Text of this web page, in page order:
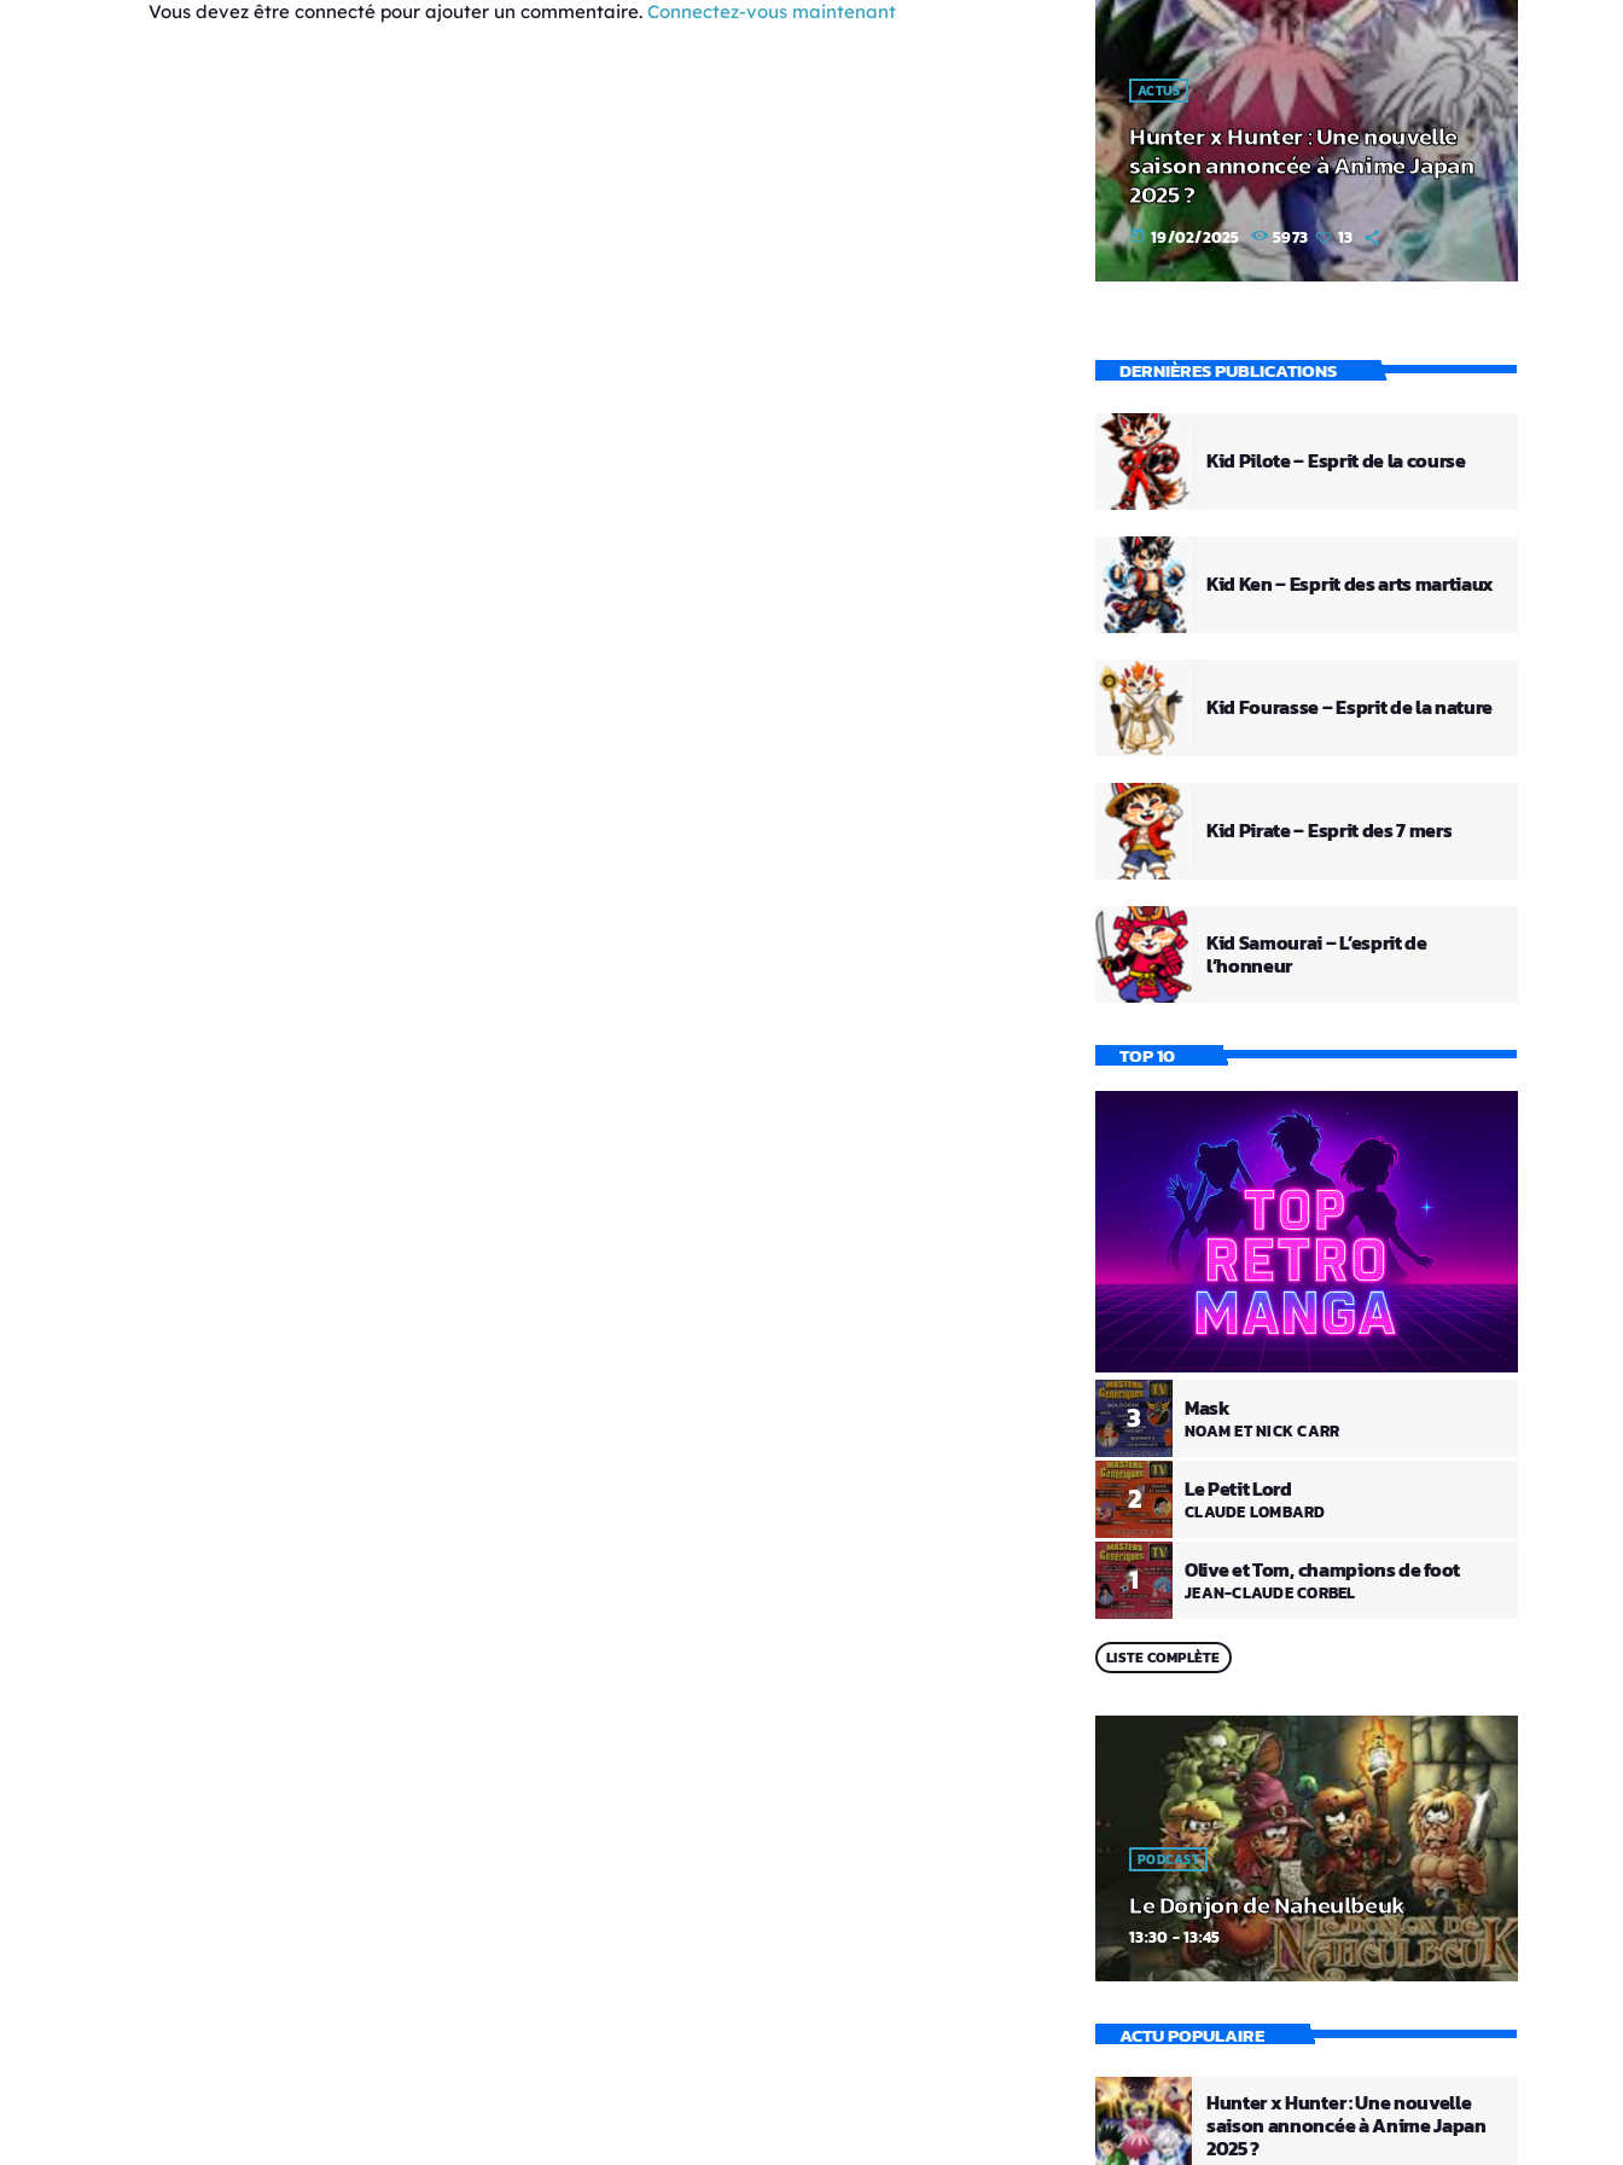
Vous devez être connecté pour ajouter un commentaire. Connectez-vous maintenant
ACTUS
Hunter x Hunter : Une nouvelle
saison annoncée à Anime Japan
2025 ?
today 19/02/2025 5973 13
DERNIÈRES PUBLICATIONS
Kid Pilote – Esprit de la course
Kid Ken – Esprit des arts martiaux
Kid Fourasse – Esprit de la nature
Kid Pirate – Esprit des 7 mers
Kid Samourai – L’esprit de
l’honneur
TOP 10
1 Olive et Tom, champions de foot
JEAN-CLAUDE CORBEL
2 Le Petit Lord
CLAUDE LOMBARD
3 Mask
NOAM ET NICK CARR
LISTE COMPLÈTE
PODCAST
Le Donjon de Naheulbeuk
13:30 - 13:45
ACTU POPULAIRE
Hunter x Hunter : Une nouvelle
saison annoncée à Anime Japan
2025 ?